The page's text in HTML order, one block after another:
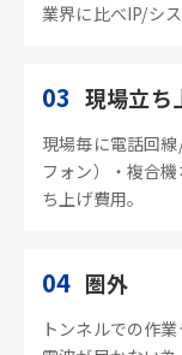
業界に比べIP/シ
03 現場立ち
現場毎に電話回
フォン）・複合
ち上げ費用。
04 圏外
トンネルでの作